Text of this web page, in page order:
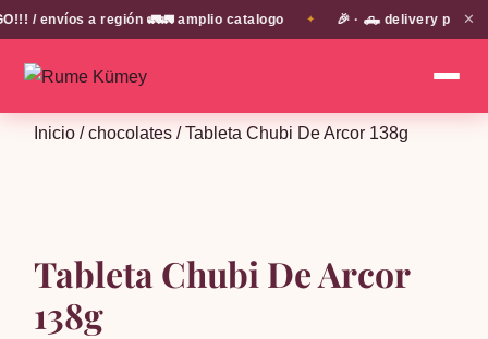
/ envíos a región 🚛🚛 amplio catalogo 🎉 · 🛻 delivery propio
✕
Inicio /chocolates / Tableta Chubi De Arcor 138g
Tableta Chubi De Arcor
138g